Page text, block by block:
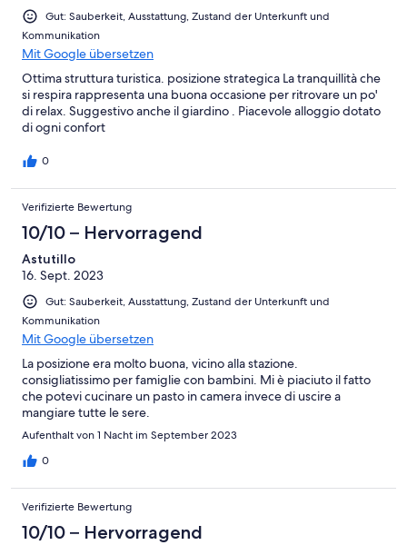
Gut: Sauberkeit, Ausstattung, Zustand der Unterkunft und
Kommunikation
Mit Google übersetzen
Ottima struttura turistica. posizione strategica La tranquillità che
si respira rappresenta una buona occasione per ritrovare un po'
di relax. Suggestivo anche il giardino . Piacevole alloggio dotato
di ogni confort
0
Verifizierte Bewertung
10/10 – Hervorragend
Astutillo
16. Sept. 2023
Gut: Sauberkeit, Ausstattung, Zustand der Unterkunft und
Kommunikation
Mit Google übersetzen
La posizione era molto buona, vicino alla stazione.
consigliatissimo per famiglie con bambini. Mi è piaciuto il fatto
che potevi cucinare un pasto in camera invece di uscire a
mangiare tutte le sere.
Aufenthalt von 1 Nacht im September 2023
0
Verifizierte Bewertung
10/10 – Hervorragend